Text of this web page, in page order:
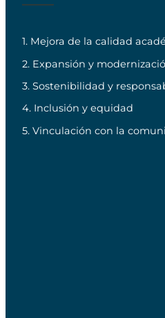
1. Mejora de la calidad
2. Expansión y
3. Sostenibilidad y
4. Inclusión y equidad
5. Vinculación con la